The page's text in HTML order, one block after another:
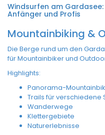
Windsurfen am
Anfänger und Profis
Mountainbiking &
Die Berge rund um den
für Mountainbiker und
Highlights:
Panorama-
Trails für
Wanderwege
Klettergebiete
Naturerlebnisse